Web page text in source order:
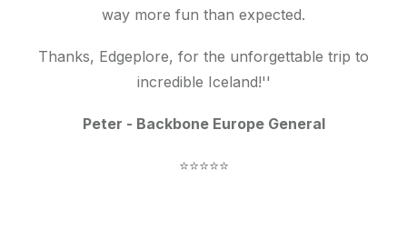
way more fun than expected.
Thanks, Edgeplore, for the unforgettable trip to
incredible Iceland!''
Peter - Backbone Europe General
⭐⭐⭐⭐⭐